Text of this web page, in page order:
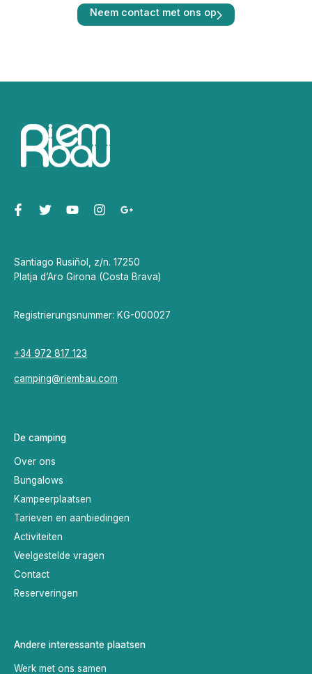
Neem contact met ons op
Santiago Rusiñol, z/n. 17250
Platja d’Aro Girona (Costa Brava)
Registrierungsnummer: KG-000027
+34 972 817 123
camping@riembau.com
De camping
Over ons
Bungalows
Kampeerplaatsen
Tarieven en aanbiedingen
Activiteiten
Veelgestelde vragen
Contact
Reserveringen
Andere interessante plaatsen
Werk met ons samen